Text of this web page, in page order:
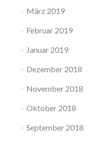
März 2019
Februar 2019
Januar 2019
Dezember 2018
November 2018
Oktober 2018
September 2018